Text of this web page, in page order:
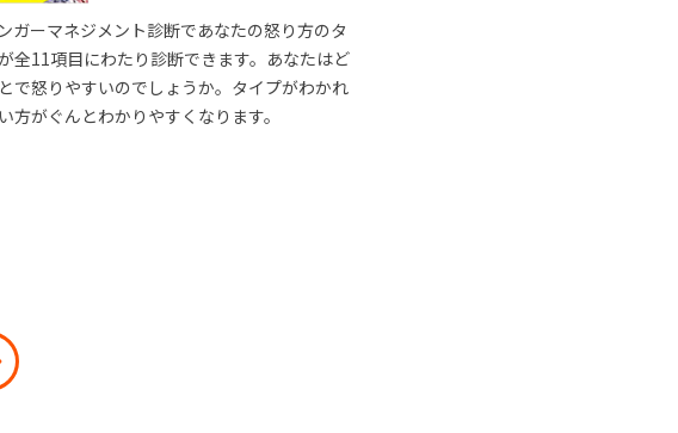
ガーマネジメント診断であなたの怒り方のタ
全11項目にわたり診断できます。あなたはど
で怒りやすいのでしょうか。タイプがわかれ
方がぐんとわかりやすくなります。